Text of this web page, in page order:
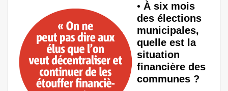
• À six mois
des élections
municipales,
quelle est la
situation
financière des
communes ?